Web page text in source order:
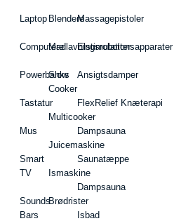
Laptop
Computere
Powerbanks
Tastatur
Mus
Smart
TV
Sounds
Bars
Blendere
Madlavningsrobotter
Slow
Cooker
Multicooker
Juicemaskine
Ismaskine
Brødrister
Massagepistoler
Elstimulationsapparater
Ansigtsdamper
FlexRelief Knæterapi
Dampsauna
Saunatæppe
Dampsauna
Isbad